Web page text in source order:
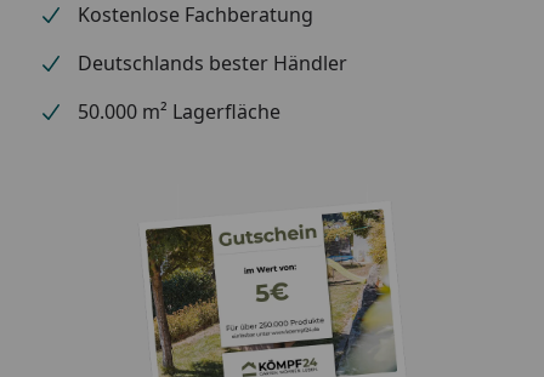
Kostenlose Fachberatung
Deutschlands bester Händler
50.000 m² Lagerfläche